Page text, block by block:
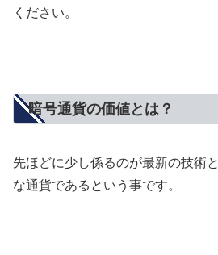
ください。
暗号通貨の価値とは？
先ほどに少し係るのが最新の技術と
な通貨であるという事です。